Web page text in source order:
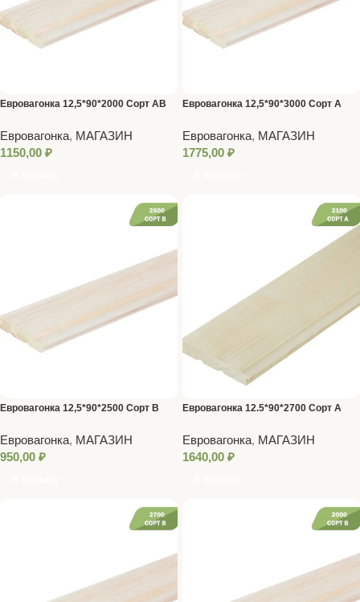
Евровагонка 12,5*90*2000 Сорт AB
Евровагонка, МАГАЗИН
1150,00 ₽
Евровагонка 12,5*90*3000 Сорт A
Евровагонка, МАГАЗИН
1775,00 ₽
Евровагонка 12,5*90*2500 Сорт B
Евровагонка, МАГАЗИН
950,00 ₽
Евровагонка 12.5*90*2700 Сорт A
Евровагонка, МАГАЗИН
1640,00 ₽